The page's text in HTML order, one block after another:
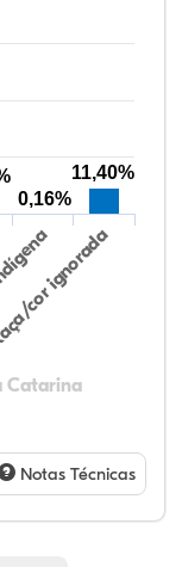
Catarina
ignorada
0,16%
11,40%
Notas Técnicas